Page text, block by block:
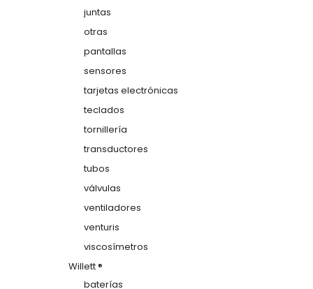
juntas
otras
pantallas
sensores
tarjetas electrónicas
teclados
tornillería
transductores
tubos
válvulas
ventiladores
venturis
viscosímetros
Willett ®
baterías